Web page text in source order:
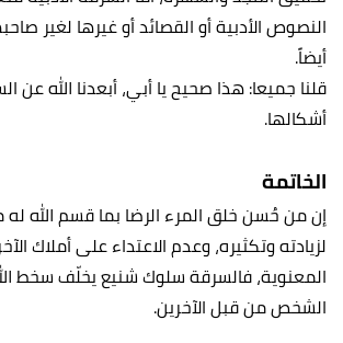
النصوص الأدبية أو القصائد أو غيرها لغير
أيضاً.
قلنا جميعا: هذا صحيح يا أبي، أبعدنا الله عن
أشكالها.
الخاتمة
إن من حُسن خلق المرء الرضا بما قسم الله
لزيادته وتكثيره، وعدم الاعتداء على أملاك
المعنوية، فالسرقة سلوك شنيع يخلّف سخط
الشخص من قبل الآخرين.